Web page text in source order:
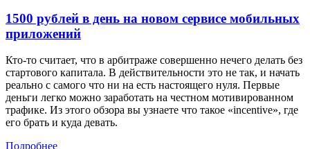
1500 рублей в день на новом сервисе мобильных
приложений
Кто-то считает, что в арбитраже совершенно нечего делать без
стартового капитала. В действительности это не так, и начать
реально с самого что ни на есть настоящего нуля. Первые
деньги легко можно заработать на честном мотивированном
трафике. Из этого обзора вы узнаете что такое «incentive», где
его брать и куда девать.
Подробнее